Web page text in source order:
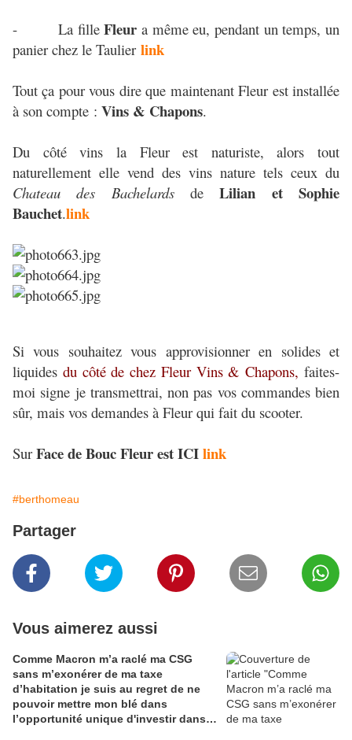
- La filleFleur a même eu, pendant un temps, un
panier chez le Taulier link
Tout ça pour vous dire que maintenant Fleur est installée
à son compte : Vins & Chapons.
Du côté vins la Fleur est naturiste, alors tout
naturellement elle vend des vins nature tels ceux du
Chateau des BachelardsdeLilian et Sophie
Bauchet.link
Si vous souhaitez vous approvisionner en solides et
liquides du côté de chez Fleur Vins & Chapons, faites-
moi signe je transmettrai, non pas vos commandes bien
sûr, mais vos demandes à Fleur qui fait du scooter.
Sur Face de Bouc Fleur est ICIlink
#berthomeau
Partager
Vous aimerez aussi
Comme Macron m’a raclé ma CSG
sans m’exonérer de ma taxe
d’habitation je suis au regret de ne
pouvoir mettre mon blé dans
l’opportunité unique d'investir dans